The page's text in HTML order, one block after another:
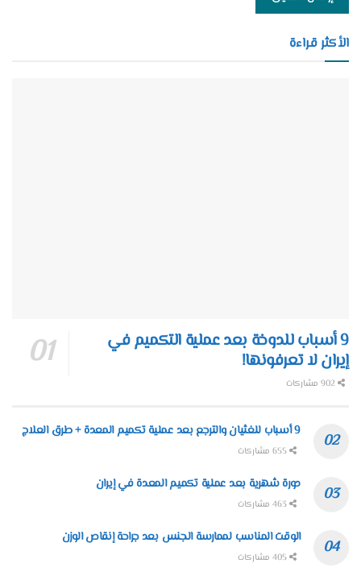
الأكثر قراءة
9 أسباب للدوخة بعد عملية التكميم في
إيران لا تعرفونها!
9 أسباب للغثيان والترجع بعد عملية تكميم المعدة + طرق العلاج
دورة شهرية بعد عملية تكميم المعدة في إيران
الوقت المناسب لممارسة الجنس بعد جراحة إنقاص الوزن